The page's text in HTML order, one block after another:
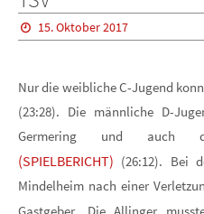
15. Oktober 2017
Nur die weibliche C-Jugend
(23:28). Die männliche D-
Germering und auch
(SPIELBERICHT) (26:12). Bei
Mindelheim nach einer
Gastgeber. Die Allinger